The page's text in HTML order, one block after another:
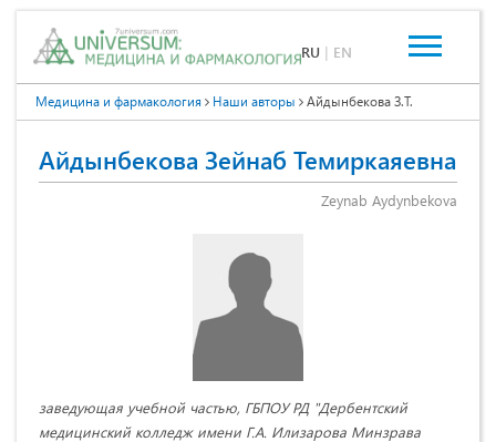
RU | EN
Медицина и фармакология Наши авторы Айдынбекова З.Т.
Айдынбекова Зейнаб Темиркаяевна
Zeynab Aydynbekova
заведующая учебной частью, ГБПОУ РД "Дербентский
медицинский колледж имени Г.А. Илизарова Минзрава